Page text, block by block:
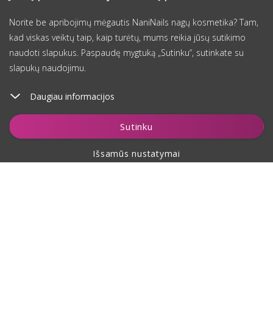
Norite be apribojimų mėgautis NaniNails nagų kosmetika? Tam,
kad viskas veiktų taip, kaip turėtų, mums reikia jūsų sutikimo
naudoti slapukus. Paspaudę mygtuką „Sutinku“, sutinkate su
slapukų naudojimu.
Daugiau informacijos
Sutinku
Išsamūs nustatymai
Įdėti į krepšelį